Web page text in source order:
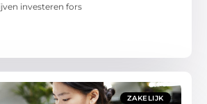
investeren fors
ZAKELIJK